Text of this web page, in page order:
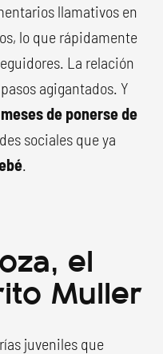
llamativos en
lo que rápidamente
La relación
agigantados. Y
de ponerse de
sociales que ya
.
el
Muller
juveniles que